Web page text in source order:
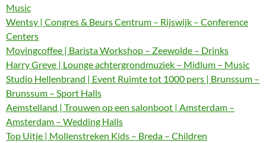
Music
Wentsy | Congres & Beurs Centrum – Rijswijk – Conference
Centers
Movingcoffee | Barista Workshop – Zeewolde – Drinks
Harry Greve | Lounge achtergrondmuziek – Midlum – Music
Studio Hellenbrand | Event Ruimte tot 1000 pers | Brunssum –
Brunssum – Sport Halls
Aemstelland | Trouwen op een salonboot | Amsterdam –
Amsterdam – Wedding Halls
Top Uitje | Mollenstreken Kids – Breda – Children